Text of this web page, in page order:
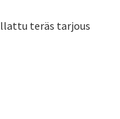
teräs tarjous